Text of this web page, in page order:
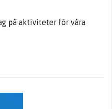
på aktiviteter för våra